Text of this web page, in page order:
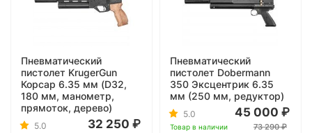
Пневматический
пистолет KrugerGun
Корсар 6.35 мм (D32,
180 мм, манометр,
прямоток, дерево)
5.0 32 250
Пневматический
пистолет Dobermann
350 Эксцентрик 6.35
мм (250 мм, редуктор)
5.0
Товар в наличии
45 000
73 290